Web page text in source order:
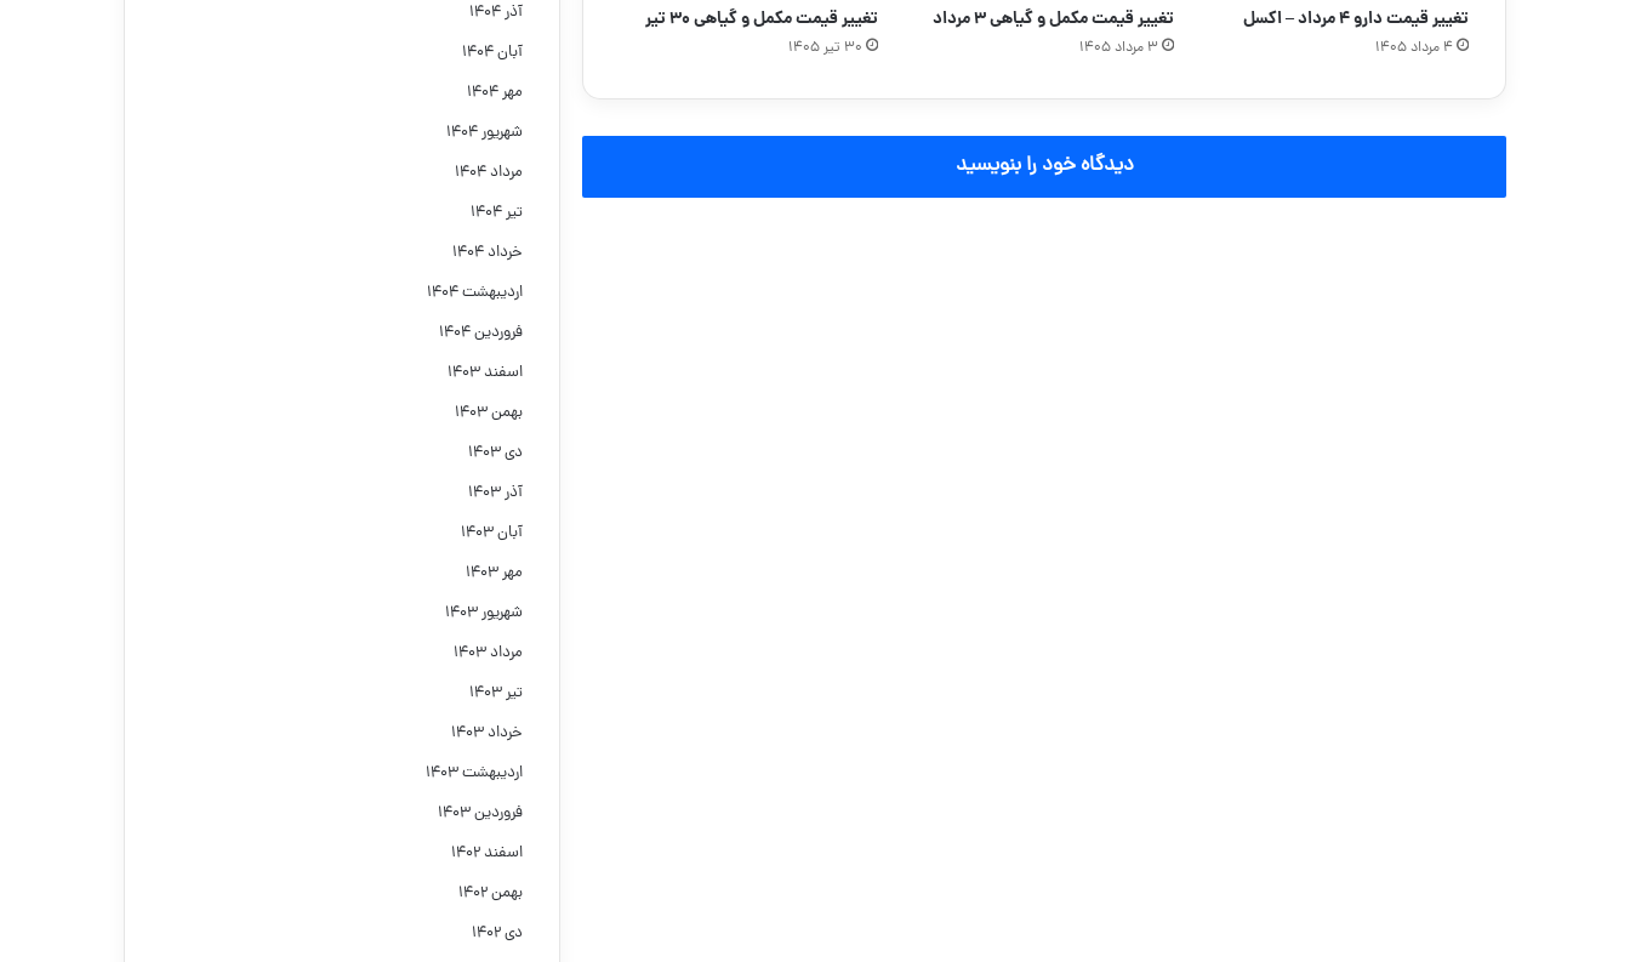
تغییر قیمت دارو ۴ مرداد – اکسل
۴ مرداد ۱۴۰۵
تغییر قیمت مکمل و گیاهی ۳ مرداد
۳ مرداد ۱۴۰۵
تغییر قیمت مکمل و گیاهی ۳۰ تیر
۳۰ تیر ۱۴۰۵
دیدگاه خود را بنویسید
آذر ۱۴۰۴
آبان ۱۴۰۴
مهر ۱۴۰۴
شهریور ۱۴۰۴
مرداد ۱۴۰۴
تیر ۱۴۰۴
خرداد ۱۴۰۴
اردیبهشت ۱۴۰۴
فروردین ۱۴۰۴
اسفند ۱۴۰۳
بهمن ۱۴۰۳
دی ۱۴۰۳
آذر ۱۴۰۳
آبان ۱۴۰۳
مهر ۱۴۰۳
شهریور ۱۴۰۳
مرداد ۱۴۰۳
تیر ۱۴۰۳
خرداد ۱۴۰۳
اردیبهشت ۱۴۰۳
فروردین ۱۴۰۳
اسفند ۱۴۰۲
بهمن ۱۴۰۲
دی ۱۴۰۲